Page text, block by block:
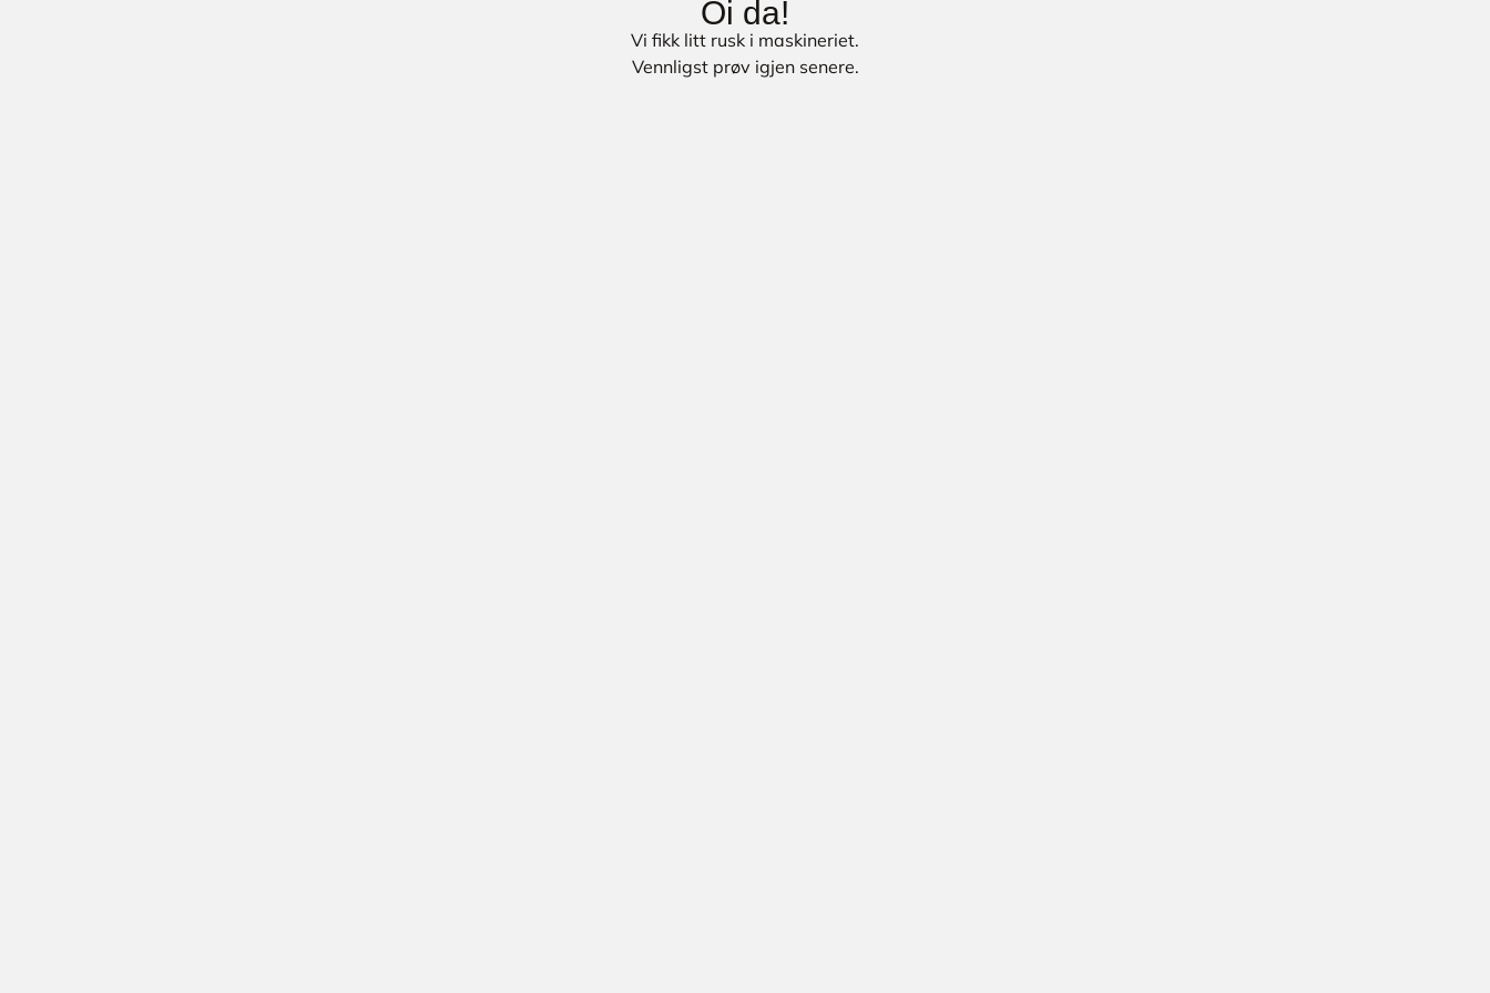
Oi da!
Vi fikk litt rusk i maskineriet.
Vennligst prøv igjen senere.